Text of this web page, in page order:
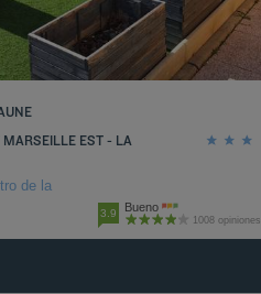
MARSEILLE EST - LA
de la
3.9 Bueno
1008 opiniones